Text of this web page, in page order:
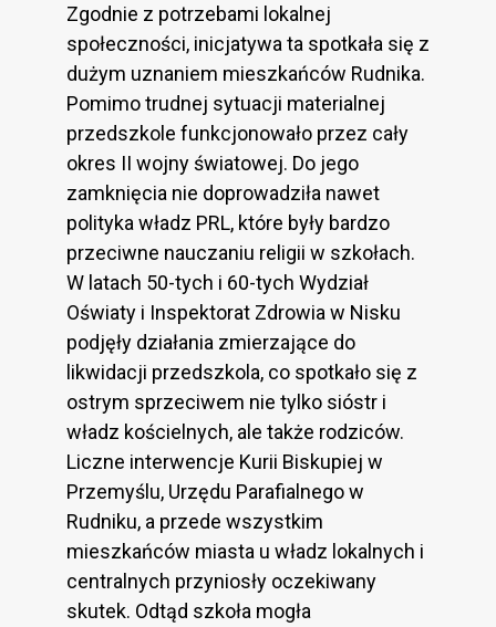
Zgodnie z potrzebami lokalnej
społeczności, inicjatywa ta spotkała się z
dużym uznaniem mieszkańców Rudnika.
Pomimo trudnej sytuacji materialnej
przedszkole funkcjonowało przez cały
okres II wojny światowej. Do jego
zamknięcia nie doprowadziła nawet
polityka władz PRL, które były bardzo
przeciwne nauczaniu religii w szkołach.
W latach 50-tych i 60-tych Wydział
Oświaty i Inspektorat Zdrowia w Nisku
podjęły działania zmierzające do
likwidacji przedszkola, co spotkało się z
ostrym sprzeciwem nie tylko sióstr i
władz kościelnych, ale także rodziców.
Liczne interwencje Kurii Biskupiej w
Przemyślu, Urzędu Parafialnego w
Rudniku, a przede wszystkim
mieszkańców miasta u władz lokalnych i
centralnych przyniosły oczekiwany
skutek. Odtąd szkoła mogła